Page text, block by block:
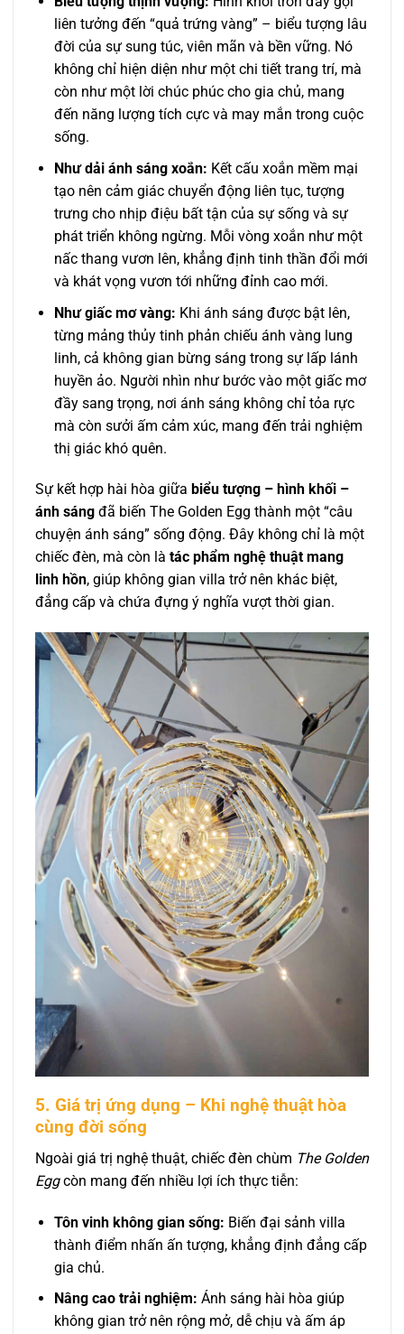
liên tưởng đến “quả trứng vàng” – biểu tượng lâu
đời của sự sung túc, viên mãn và bền vững. Nó
không chỉ hiện diện như một chi tiết trang trí, mà
còn như một lời chúc phúc cho gia chủ, mang
đến năng lượng tích cực và may mắn trong cuộc
sống.
Như dải ánh sáng xoắn: Kết cấu xoắn mềm mại
tạo nên cảm giác chuyển động liên tục, tượng
trưng cho nhịp điệu bất tận của sự sống và sự
phát triển không ngừng. Mỗi vòng xoắn như một
nấc thang vươn lên, khẳng định tinh thần đổi mới
và khát vọng vươn tới những đỉnh cao mới.
Như giấc mơ vàng: Khi ánh sáng được bật lên,
từng mảng thủy tinh phản chiếu ánh vàng lung
linh, cả không gian bừng sáng trong sự lấp lánh
huyền ảo. Người nhìn như bước vào một giấc mơ
đầy sang trọng, nơi ánh sáng không chỉ tỏa rực
mà còn sưởi ấm cảm xúc, mang đến trải nghiệm
thị giác khó quên.
Sự kết hợp hài hòa giữa biểu tượng – hình khối –
ánh sáng đã biến The Golden Egg thành một “câu
chuyện ánh sáng” sống động. Đây không chỉ là một
chiếc đèn, mà còn là tác phẩm nghệ thuật mang
linh hồn, giúp không gian villa trở nên khác biệt,
đẳng cấp và chứa đựng ý nghĩa vượt thời gian.
5. Giá trị ứng dụng – Khi nghệ thuật hòa
cùng đời sống
Ngoài giá trị nghệ thuật, chiếc đèn chùm The Golden
Eggcòn mang đến nhiều lợi ích thực tiễn:
Tôn vinh không gian sống: Biến đại sảnh villa
thành điểm nhấn ấn tượng, khẳng định đẳng cấp
gia chủ.
Nâng cao trải nghiệm: Ánh sáng hài hòa giúp
không gian trở nên rộng mở, dễ chịu và ấm áp